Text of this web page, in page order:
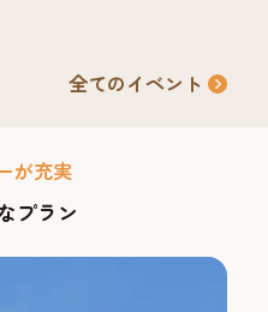
全てのイベント
が充実
プラン